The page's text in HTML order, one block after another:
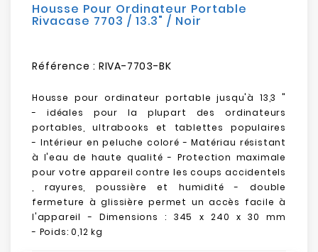
Housse Pour Ordinateur Portable
Rivacase 7703 / 13.3" / Noir
Référence : RIVA-7703-BK
Housse pour ordinateur portable jusqu'à 13,3 "
- idéales pour la plupart des ordinateurs
portables, ultrabooks et tablettes populaires
- Intérieur en peluche coloré - Matériau résistant
à l'eau de haute qualité - Protection maximale
pour votre appareil contre les coups accidentels
, rayures, poussière et humidité -double
fermeture à glissière permet un accès facile à
l'appareil - Dimensions : 345 x 240 x 30 mm
- Poids: 0,12 kg